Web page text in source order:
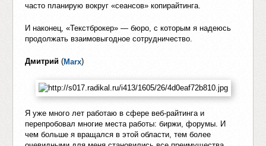
часто планирую вокруг «сеансов» копирайтинга.
И наконец, «Текстброкер» — бюро, с которым я надеюсь
продолжать взаимовыгодное сотрудничество.
Дмитрий (Marx)
Я уже много лет работаю в сфере веб-райтинга и
перепробовал многие места работы: биржи, форумы. И
чем больше я вращался в этой области, тем более